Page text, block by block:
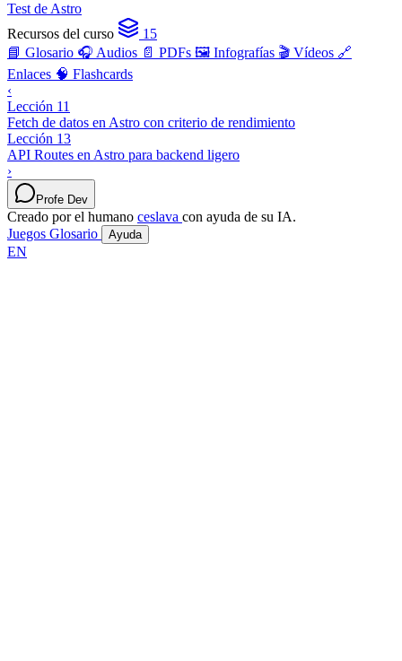
Test de Astro
Recursos del curso
15
📘 Glosario 🎧 Audios 📄 PDFs 🖼️ Infografías 🎬 Vídeos 🔗
Enlaces 🧠 Flashcards
‹
Lección 11
Fetch de datos en Astro con criterio de rendimiento
Lección 13
API Routes en Astro para backend ligero
›
Profe Dev
Creado por el humano ceslava con ayuda de su IA.
Juegos Glosario Ayuda
EN